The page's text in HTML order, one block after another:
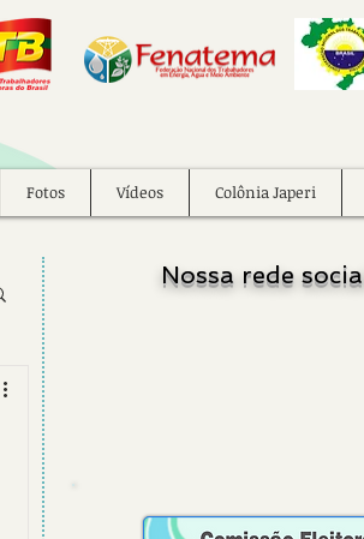
Fotos Vídeos Colônia Japeri
Nossa rede